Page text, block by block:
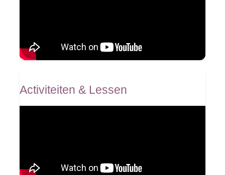
Activiteiten & Lessen